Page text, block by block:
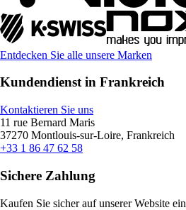
Entdecken Sie alle unsere Marken
Kundendienst in Frankreich
Kontaktieren Sie uns
11 rue Bernard Maris
37270 Montlouis-sur-Loire, Frankreich
+33 1 86 47 62 58
Sichere Zahlung
Kaufen Sie sicher auf unserer Website ein